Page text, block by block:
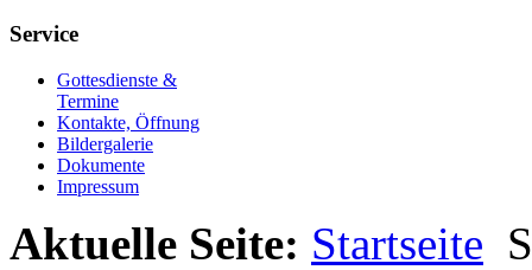
Service
Gottesdienste &
Termine
Kontakte, Öffnung
Bildergalerie
Dokumente
Impressum
Aktuelle Seite: Startseite